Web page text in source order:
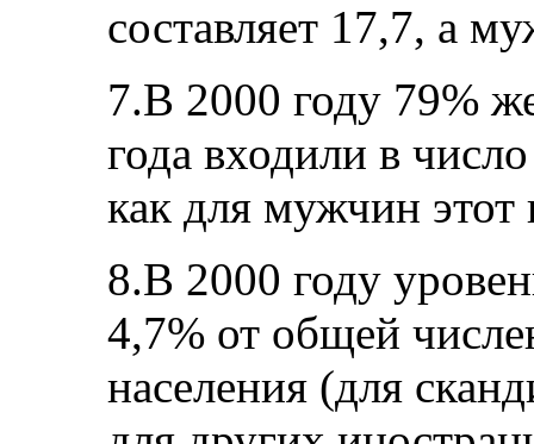
составляет 17,7, а
7.В 2000 году 79%
года входили в
как для мужчин этот
8.В 2000 году
4,7% от общей
населения (для